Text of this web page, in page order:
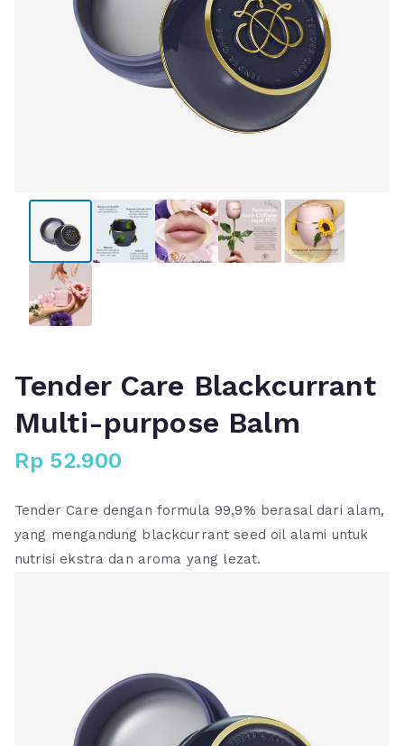
Tender Care Blackcurrant
Multi-purpose Balm
Rp 52.900
Tender Care dengan formula 99,9% berasal dari alam,
yang mengandung blackcurrant seed oil alami untuk
nutrisi ekstra dan aroma yang lezat.